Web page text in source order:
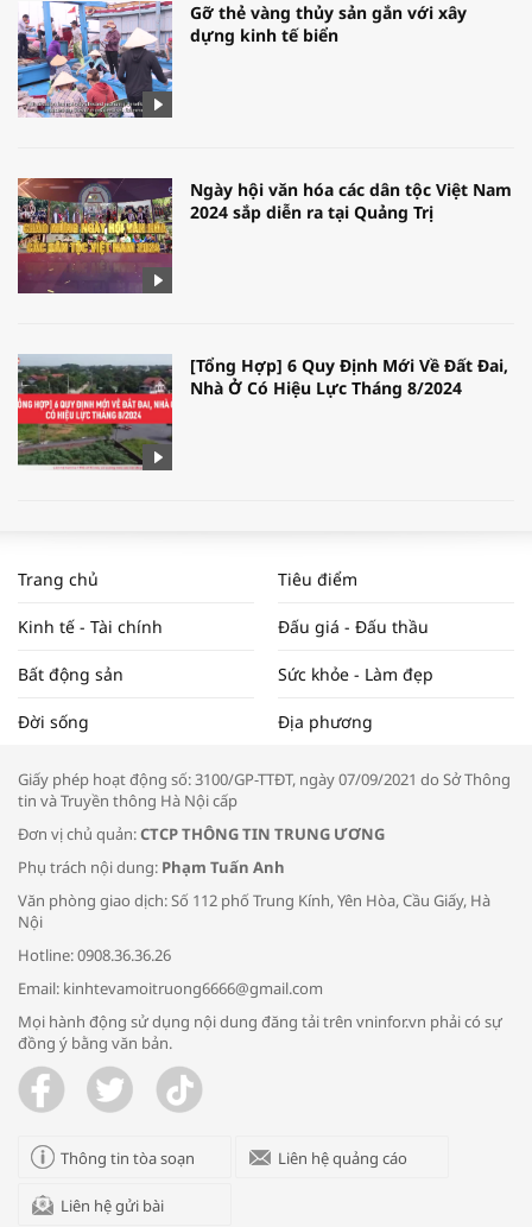
Gỡ thẻ vàng thủy sản gắn với xây
dựng kinh tế biển
Ngày hội văn hóa các dân tộc Việt Nam
2024 sắp diễn ra tại Quảng Trị
[Tổng Hợp] 6 Quy Định Mới Về Đất Đai,
Nhà Ở Có Hiệu Lực Tháng 8/2024
NAM NĂM 2024 VÀ NĂM 2025 | NHỊP
ĐẬP THỊ TRƯỜNG #62
Tọa đàm “Xúc tiến thương mại: Khơi
Bác sĩ tư vấn cách phòng tránh bệnh
đường hô hấp trong thời tiết giao mùa
Trao yêu thương cho em
Trang chủ Tiêu điểm
Kinh tế - Tài chính Đấu giá - Đấu thầu
Bất động sản Sức khỏe - Làm đẹp
Đời sống Địa phương
Giấy phép hoạt động số: 3100/GP-TTĐT, ngày 07/09/2021 do Sở Thông
tin và Truyền thông Hà Nội cấp
Đơn vị chủ quản:CTCP THÔNG TIN TRUNG ƯƠNG
Phụ trách nội dung: Phạm Tuấn Anh
Văn phòng giao dịch: Số 112 phố Trung Kính, Yên Hòa, Cầu Giấy, Hà
Nội
Hotline: 0908.36.36.26
Email: kinhtevamoitruong6666@gmail.com
Mọi hành động sử dụng nội dung đăng tải trên vninfor.vn phải có sự
đồng ý bằng văn bản.
Thông tin tòa soạn Liên hệ quảng cáo
Liên hệ gửi bài